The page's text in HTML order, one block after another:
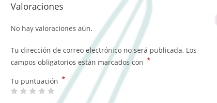
Valoraciones
No hay valoraciones aún.
Tu dirección de correo electrónico no será publicada. Los
campos obligatorios están marcados con *
Tu puntuación *